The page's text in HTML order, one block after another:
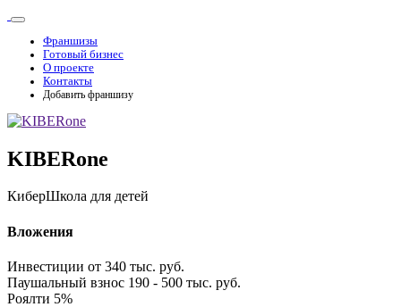
Франшизы
Готовый бизнес
О проекте
Контакты
Добавить франшизу
KIBERone
КиберШкола для детей
Вложения
Инвестиции от 340 тыс. руб.
Паушальный взнос 190 - 500 тыс. руб.
Роялти 5%